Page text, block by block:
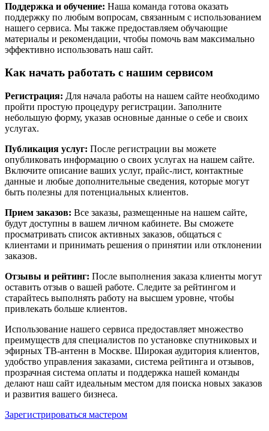
Поддержка и обучение: Наша команда готова оказать
поддержку по любым вопросам, связанным с использованием
нашего сервиса. Мы также предоставляем обучающие
материалы и рекомендации, чтобы помочь вам максимально
эффективно использовать наш сайт.
Как начать работать с нашим сервисом
Регистрация: Для начала работы на нашем сайте необходимо
пройти простую процедуру регистрации. Заполните
небольшую форму, указав основные данные о себе и своих
услугах.
Публикация услуг: После регистрации вы можете
опубликовать информацию о своих услугах на нашем сайте.
Включите описание ваших услуг, прайс-лист, контактные
данные и любые дополнительные сведения, которые могут
быть полезны для потенциальных клиентов.
Прием заказов: Все заказы, размещенные на нашем сайте,
будут доступны в вашем личном кабинете. Вы сможете
просматривать список активных заказов, общаться с
клиентами и принимать решения о принятии или отклонении
заказов.
Отзывы и рейтинг: После выполнения заказа клиенты могут
оставить отзыв о вашей работе. Следите за рейтингом и
старайтесь выполнять работу на высшем уровне, чтобы
привлекать больше клиентов.
Использование нашего сервиса предоставляет множество
преимуществ для специалистов по установке спутниковых и
эфирных ТВ-антенн в Москве. Широкая аудитория клиентов,
удобство управления заказами, система рейтинга и отзывов,
прозрачная система оплаты и поддержка нашей команды
делают наш сайт идеальным местом для поиска новых заказов
и развития вашего бизнеса.
Зарегистрироваться мастером